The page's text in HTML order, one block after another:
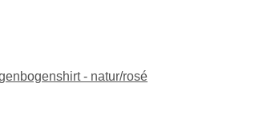
- natur/rosé